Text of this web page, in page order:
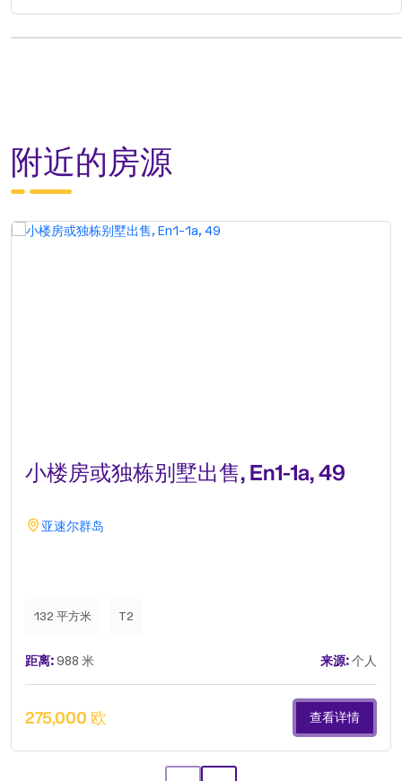
附近的房源
小楼房或独栋别墅出售, En1-1a, 49
亚速尔群岛
132 平方米 T2
距离:988 米 来源:个人
275,000 欧 查看详情